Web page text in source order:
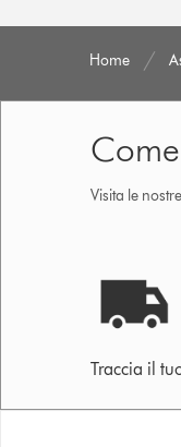
Home
Visita le nostre
Traccia il